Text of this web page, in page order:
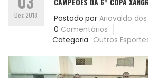
Dez 2018 Postado por Ariovaldo
0 Comentários
Categoria Outros